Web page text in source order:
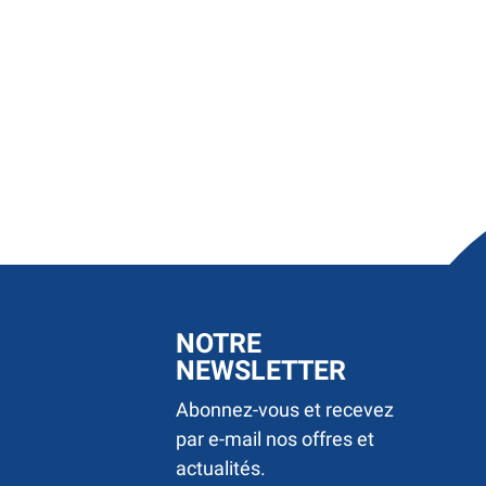
NOTRE
NEWSLETTER
Abonnez-vous et recevez
par e-mail nos offres et
actualités.